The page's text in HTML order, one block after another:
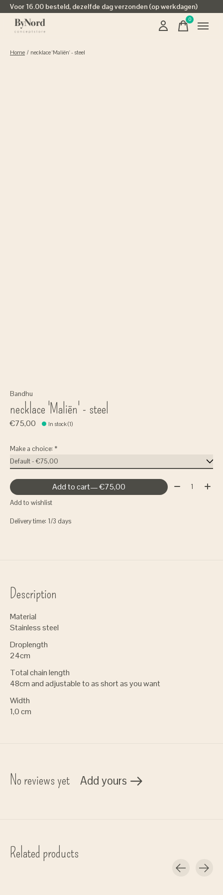
Voor 16.00 besteld, dezelfde dag verzonden (op werkdagen)
0items
Home / necklace 'Maliën' - steel
Bandhu
necklace 'Maliën' - steel
€75,00 In stock (1)
Make a choice: *
Add to cart — €75,00 Quantity:
Add to wishlist
Delivery time: 1/3 days
Description
Material
Stainless steel
Droplength
24cm
Total chain length
48cm and adjustable to as short as you want
Width
1,0 cm
No reviews yet Add yours
Related products